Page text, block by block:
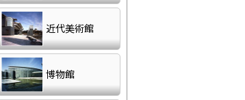
近代美術館
博物館